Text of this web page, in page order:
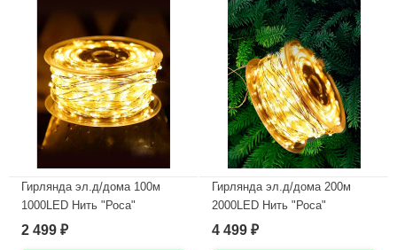
Гирлянда эл.д/дома 100м
1000LED Нить "Роса"
цв.теплый белый 8реж. IP44
2 499 ₽
Гирлянда эл.д/дома 200м
2000LED Нить "Роса"
цв.теплый белый 8реж. IP44
4 499 ₽